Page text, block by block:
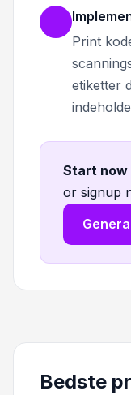
Print
etiketter
Start
or signup
Bedste